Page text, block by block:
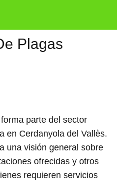
Plagas
parte del sector
en Cerdanyola del Vallès.
una visión general sobre
ofrecidas y otros
requieren servicios